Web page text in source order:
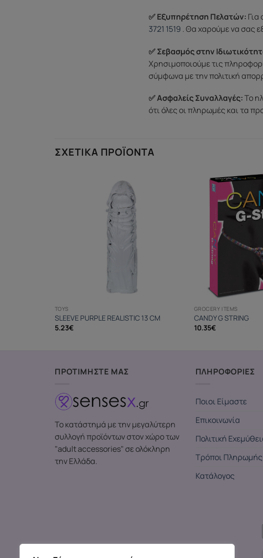
✅ Εξυπηρέτηση Πελατών: Για
3721 1519 . Θα χαρούμε να σας
✅ Σεβασμός στην
Χρησιμοποιούμε τις
σύμφωνα με την πολιτική
✅ Ασφαλείς Συναλλαγές:Το
ότι όλες οι πληρωμές και τα
ΣΧΕΤΙΚΆ ΠΡΟΪΌΝΤΑ
TOYS
SLEEVE PURPLE REALISTIC 13 CM
5.23€
GROCERY ITEMS
CANDY G STRING
10.35€
ΠΡΟΤΙΜΗΣΤΕ ΜΑΣ
Το κατάστημά με την μεγαλύτερη
συλλογή προϊόντων στον χώρο των
"adult accessories" σε ολόκληρη
την Ελλάδα.
ΠΛΗΡΟΦΟΡΙΕΣ
Ποιοι Είμαστε
Επικοινωνία
Πολιτική
Τρόποι Πληρωμής
Κατάλογος